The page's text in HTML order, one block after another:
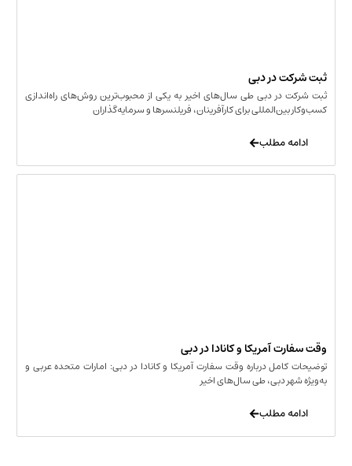
ثبت شرکت در دبی
ثبت شرکت در دبی طی سال‌های اخیر به یکی از محبوب‌ترین روش‌های راه‌اندازی
کسب‌وکار بین‌المللی برای کارآفرینان، فریلنسرها و سرمایه‌گذاران
ادامه مطلب
وقت سفارت آمریکا و کانادا در دبی
توضیحات کامل درباره وقت سفارت آمریکا و کانادا در دبی: امارات متحده عربی و
به‌ویژه شهر دبی، طی سال‌های اخیر
ادامه مطلب